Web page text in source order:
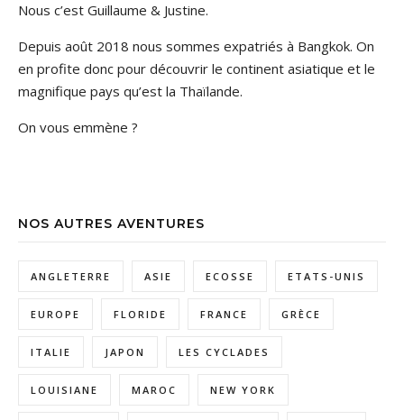
Nous c’est Guillaume & Justine.
Depuis août 2018 nous sommes expatriés à Bangkok. On
en profite donc pour découvrir le continent asiatique et le
magnifique pays qu’est la Thaïlande.
On vous emmène ?
NOS AUTRES AVENTURES
ANGLETERRE ASIE ECOSSE ETATS-UNIS
EUROPE FLORIDE FRANCE GRÈCE
ITALIE JAPON LES CYCLADES
LOUISIANE MAROC NEW YORK